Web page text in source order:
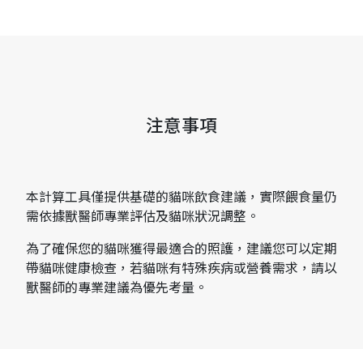
注意事項
本計算工具僅提供基礎的貓咪飲食建議，實際餵食量仍
需依據獸醫師專業評估及貓咪狀況調整。
為了確保您的貓咪獲得最適合的照護，建議您可以定期
帶貓咪健康檢查，若貓咪有特殊疾病或營養需求，請以
獸醫師的專業建議為優先考量。